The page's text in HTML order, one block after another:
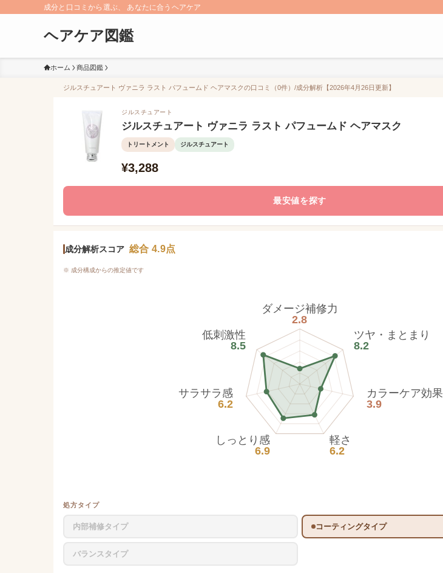
成分と口コミから選ぶ、 あなたに合うヘアケア
ヘアケア図鑑
ホーム 商品図鑑
ジルスチュアート ヴァニラ ラスト パフュームド ヘアマスクの口コミ（0件）/成分解析【2026年4月26日更新】
ジルスチュアート
ジルスチュアート ヴァニラ ラスト パフュームド ヘアマスク
トリートメント ジルスチュアート
¥3,288
最安値を探す
成分解析スコア 総合 4.9点
※ 成分構成からの推定値です
ダメージ補修力
2.8
ツヤ・まとまり
8.2
カラーケア効果
3.9
軽さ
6.2
しっとり感
6.9
サラサラ感
6.2
低刺激性
8.5
処方タイプ
内部補修タイプ コーティングタイプ
バランスタイプ